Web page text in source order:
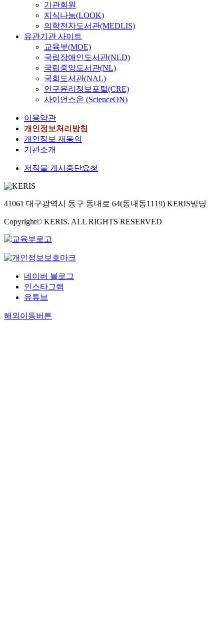
기관회원
지식나눔(LOOK)
의학전자도서관(MEDLIS)
유관기관 사이트
교육부(MOE)
국립장애인도서관(NLD)
국립중앙도서관(NL)
국회도서관(NAL)
연구윤리정보포털(CRE)
사이언스온 (ScienceON)
이용약관
개인정보처리방침
개인정보 재동의
기관소개
저작물 게시중단요청
41061 대구광역시 동구 동내로 64(동내동1119) KERIS빌딩
Copyright© KERIS. ALL RIGHTS RESERVED
네이버 블로그
인스타그램
유튜브
해외이동버튼